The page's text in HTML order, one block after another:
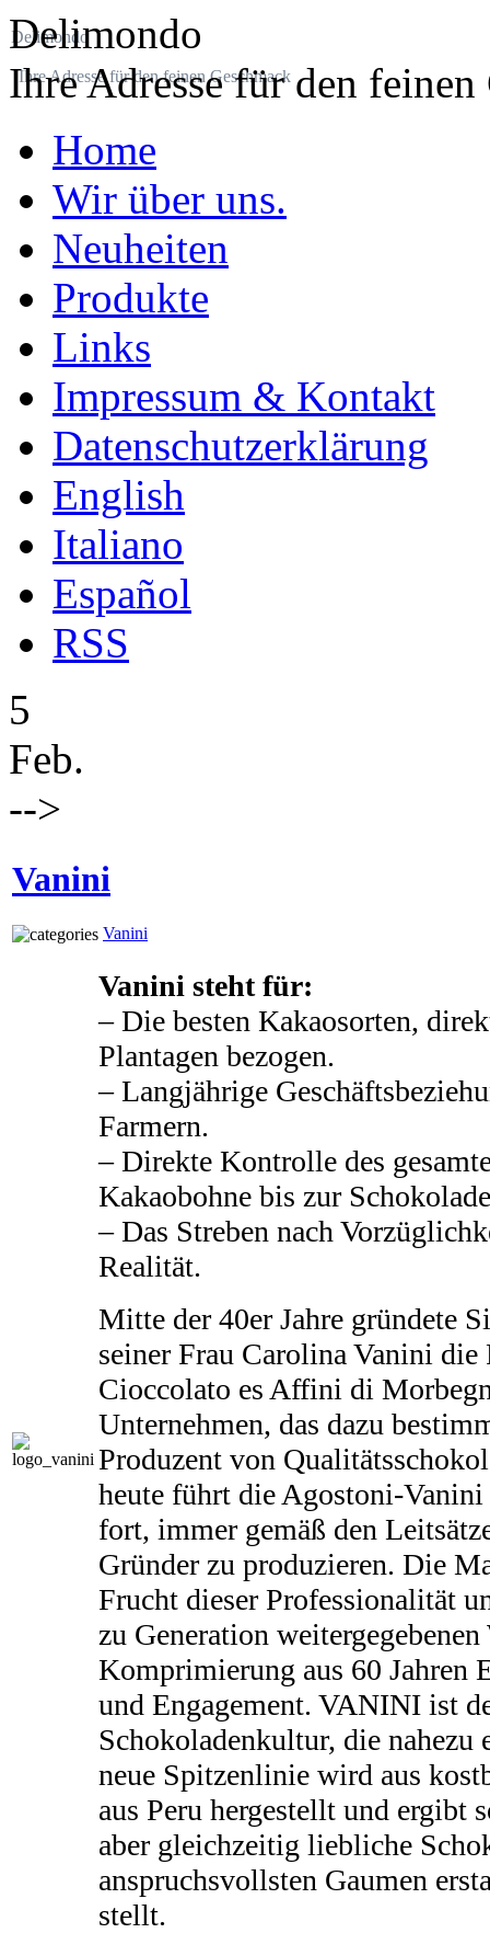
Delimondo
Delimondo
Ihre Adresse für den feinen
Ihre Adresse für den feinen Geschmack
Home
Wir über uns.
Neuheiten
Produkte
Links
Impressum & Kontakt
Datenschutzerklärung
English
Italiano
Español
RSS
5
Feb.
-->
Vanini
Vanini
Vanini steht für:
– Die besten Kakaosorten,
Plantagen bezogen.
– Langjährige
Farmern.
– Direkte Kontrolle des
Kakaobohne bis zur
– Das Streben nach
Realität.
Mitte der 40er Jahre gründete
seiner Frau Carolina Vanini
Cioccolato es Affini di
Unternehmen, das dazu
Produzent von
heute führt die Agostoni-
fort, immer gemäß den
Gründer zu produzieren. Die
Frucht dieser Professionalität
zu Generation weitergegebenen
Komprimierung aus 60 Jahren
und Engagement. VANINI ist
Schokoladenkultur, die
neue Spitzenlinie wird aus
aus Peru hergestellt und ergibt
aber gleichzeitig liebliche
anspruchsvollsten Gaumen
stellt.